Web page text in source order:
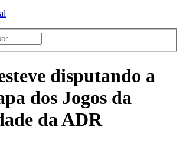
disputando a
dos Jogos da
da ADR